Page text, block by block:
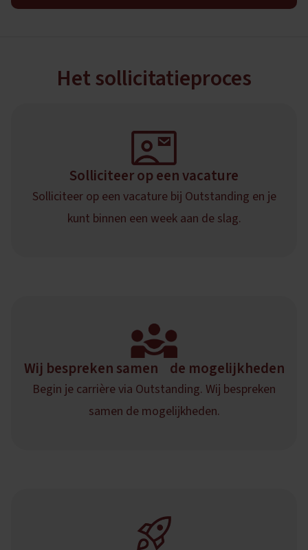
Het sollicitatieproces
Solliciteer op een vacature
Solliciteer op een vacature bij Outstanding en je
kunt binnen een week aan de slag.
Wij bespreken samen de mogelijkheden
Begin je carrière via Outstanding. Wij bespreken
samen de mogelijkheden.